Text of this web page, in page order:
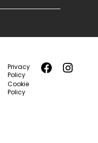
Privacy
Policy
Cookie
Policy